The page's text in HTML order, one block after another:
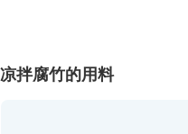
凉拌腐竹的用料